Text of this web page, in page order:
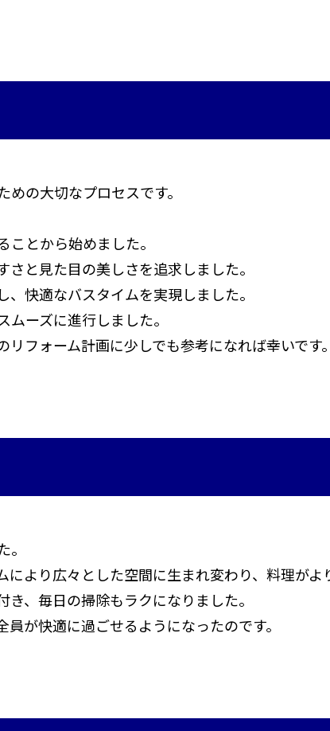
の大切なプロセスです。
とから始めました。
と見た目の美しさを追求しました。
快適なバスタイムを実現しました。
ーズに進行しました。
フォーム計画に少しでも参考になれば幸いです。
より広々とした空間に生まれ変わり、料理がよ
、毎日の掃除もラクになりました。
が快適に過ごせるようになったのです。